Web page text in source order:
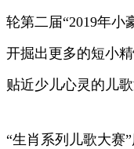
轮第二届“2019年小
开掘出更多的短小
贴近少儿心灵的儿歌
“生肖系列儿歌大赛